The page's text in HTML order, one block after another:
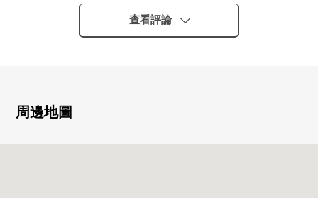
■推薦重點━━━━━━━━━━━━━━━・・・・・
能在喜歡的House廠商、建築公司建造。
查看評論
周邊地圖